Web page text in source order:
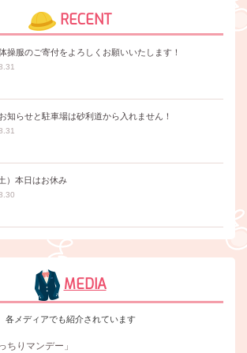
RECENT
操服のご寄付をよろしくお願いいたします！
知らせと駐車場は砂利道から入れません！
）本日はお休み
MEDIA
各メディアでも紹介されています
ちりマンデー」